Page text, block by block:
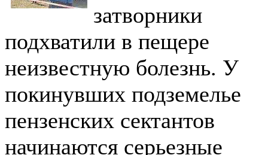
затворники
подхватили в пещере
неизвестную болезнь. У
покинувших подземелье
пензенских сектантов
начинаются серьезные